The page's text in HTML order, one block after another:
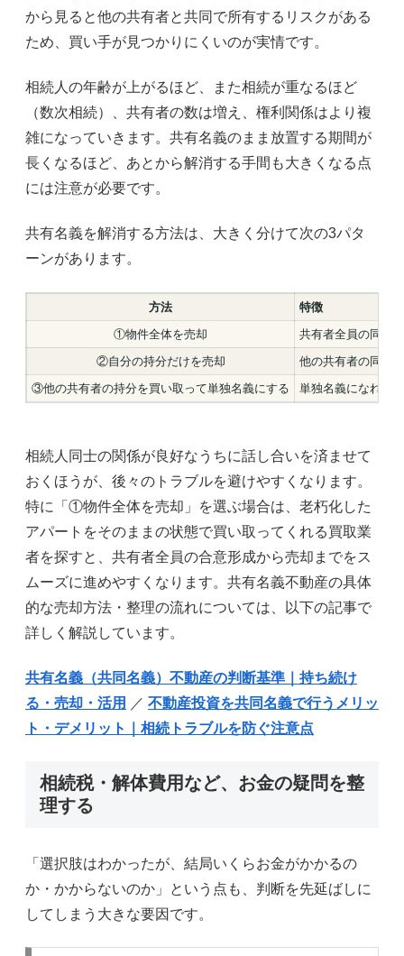
から見ると他の共有者と共同で所有するリスクがある
ため、買い手が見つかりにくいのが実情です。
相続人の年齢が上がるほど、また相続が重なるほど
（数次相続）、共有者の数は増え、権利関係はより複
雑になっていきます。共有名義のまま放置する期間が
長くなるほど、あとから解消する手間も大きくなる点
には注意が必要です。
共有名義を解消する方法は、大きく分けて次の3パタ
ーンがあります。
方法
特徴
①物件全体を売却
共有者全員の同意
②自分の持分だけを売却
他の共有者の同意
③他の共有者の持分を買い取って単独名義にする
単独名義になれば
相続人同士の関係が良好なうちに話し合いを済ませて
おくほうが、後々のトラブルを避けやすくなります。
特に「①物件全体を売却」を選ぶ場合は、老朽化した
アパートをそのままの状態で買い取ってくれる買取業
者を探すと、共有者全員の合意形成から売却までをス
ムーズに進めやすくなります。共有名義不動産の具体
的な売却方法・整理の流れについては、以下の記事で
詳しく解説しています。
共有名義（共同名義）不動産の判断基準｜持ち続け
る・売却・活用
／ 不動産投資を共同名義で行うメリッ
ト・デメリット｜相続トラブルを防ぐ注意点
相続税・解体費用など、お金の疑問を整
理する
「選択肢はわかったが、結局いくらお金がかかるの
か・かからないのか」という点も、判断を先延ばしに
してしまう大きな要因です。